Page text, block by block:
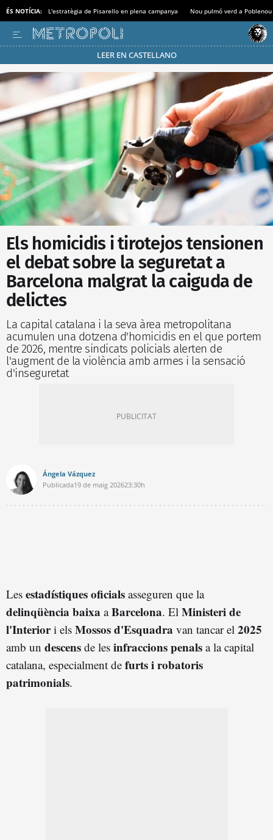
ÉS NOTÍCIA: L'estratègia de Pisarello en plena campanya Nou pulmó verd a Poblenou
LEER EN CASTELLANO
Passa’t al mode estalvi
Els homicidis i tirotejos tensionen
el debat sobre la seguretat a
Barcelona malgrat la caiguda de
delictes
La capital catalana i la seva àrea metropolitana
acumulen una dotzena d'homicidis en el que portem
de 2026, mentre sindicats policials alerten de
l'augment de la violència amb armes i la sensació
d'inseguretat
Ángela Vázquez
Publicada19 de maig 202623:30h
Les estadístiques oficials asseguren que la
delinqüència baixa aBarcelona. El Ministeri de
l'Interiori els Mossos d'Esquadra van tancar el 2025
amb un descens de les infraccions penals a la capital
catalana, especialment de furts i robatoris
patrimonials.